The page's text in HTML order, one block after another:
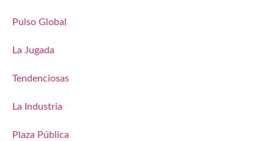
Pulso Global
La Jugada
Tendenciosas
La Industria
Plaza Pública